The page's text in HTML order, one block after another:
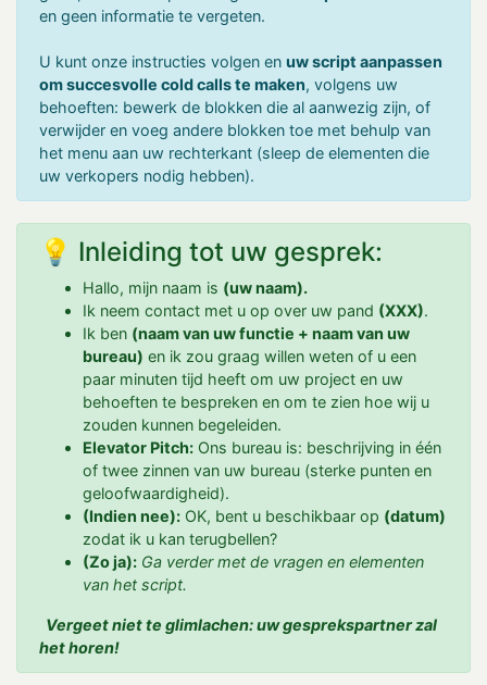
en geen informatie te vergeten.
U kunt onze instructies volgen en uw script aanpassen
om succesvolle cold calls te maken, volgens uw
behoeften: bewerk de blokken die al aanwezig zijn, of
verwijder en voeg andere blokken toe met behulp van
het menu aan uw rechterkant (sleep de elementen die
uw verkopers nodig hebben).
💡 Inleiding tot uw gesprek:
Hallo, mijn naam is (uw naam).
Ik neem contact met u op over uw pand (XXX).
Ik ben (naam van uw functie + naam van uw
bureau) en ik zou graag willen weten of u een
paar minuten tijd heeft om uw project en uw
behoeften te bespreken en om te zien hoe wij u
zouden kunnen begeleiden.
Elevator Pitch: Ons bureau is: beschrijving in één
of twee zinnen van uw bureau (sterke punten en
geloofwaardigheid).
(Indien nee): OK, bent u beschikbaar op (datum)
zodat ik u kan terugbellen?
(Zo ja): Ga verder met de vragen en elementen
van het script.
Vergeet niet te glimlachen: uw gesprekspartner zal
het horen!